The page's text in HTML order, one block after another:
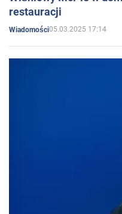
restauracji
Wiadomości05.03.2025 17:14